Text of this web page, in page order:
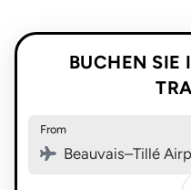
BUCHEN SIE
From
Beauvais–Tillé